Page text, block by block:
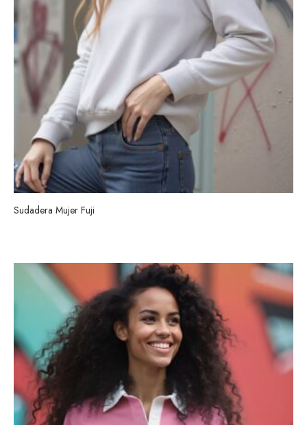
Sudadera Mujer Fuji